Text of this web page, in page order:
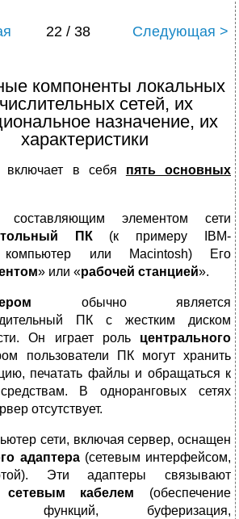
22 / 38 Следующая >
компоненты локальных
сетей, их
назначение, их
характеристики
в себя пять основных
элементом сети
ПК (к примеру IBM-
компьютер или Macintosh) Его
» или «рабочей станцией».
обычно является
ПК с жестким диском
Он играет роль центрального
пользователи ПК могут хранить
печатать файлы и обращаться к
В одноранговых сетях
отсутствует.
сети, включая сервер, оснащен
адаптера(сетевым интерфейсом,
Эти адаптеры связывают
сетевым кабелем (обеспечение
функций, буферизация,